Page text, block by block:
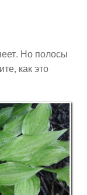
Но полосы
как это